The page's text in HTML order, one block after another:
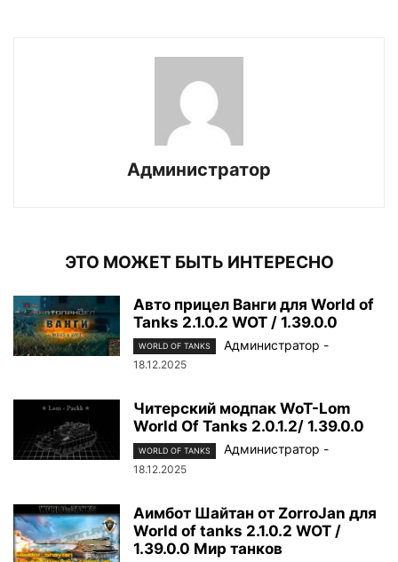
Администратор
ЭТО МОЖЕТ БЫТЬ ИНТЕРЕСНО
Авто прицел Ванги для World of
Tanks 2.1.0.2 WOT / 1.39.0.0
WORLD OF TANKS Администратор -
18.12.2025
Читерский модпак WoT-Lom
World Of Tanks 2.0.1.2/ 1.39.0.0
WORLD OF TANKS Администратор -
18.12.2025
Аимбот Шайтан от ZorroJan для
World of tanks 2.1.0.2 WOT /
1.39.0.0 Мир танков